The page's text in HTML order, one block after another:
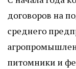
договоров на
среднего
питомники и